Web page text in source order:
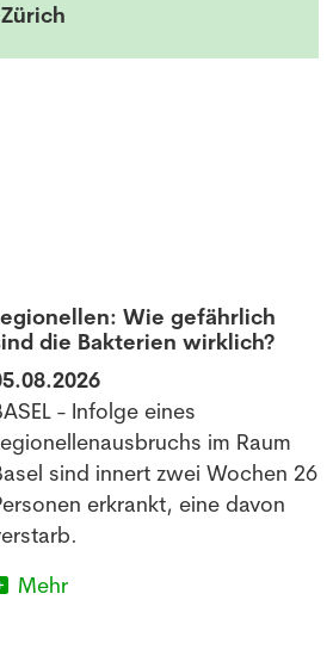
Wie gefährlich
die Bakterien wirklich?
- Infolge eines
im Raum
sind innert zwei Wochen 26
erkrankt, eine davon
Mehr